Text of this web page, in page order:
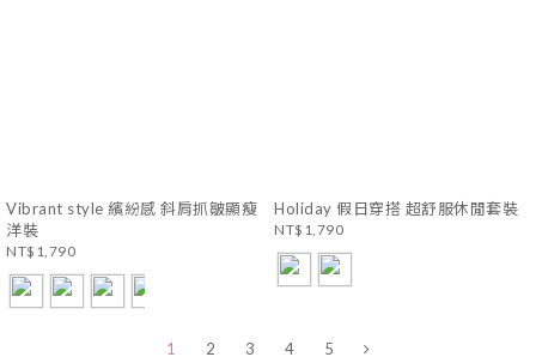
Vibrant style 繽紛感 斜肩抓皺顯瘦
洋裝
NT$1,790
Holiday 假日穿搭 超舒服休閒套裝
NT$1,790
1 2 3 4 5